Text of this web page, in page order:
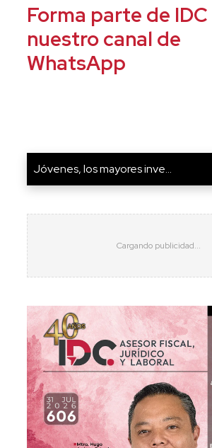
Forma parte de IDC
nuestro canal de
WhatsApp
Jóvenes, los mayores inve...